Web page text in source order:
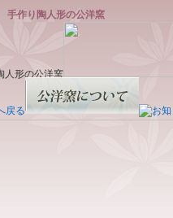
手作り陶人形の公洋窯